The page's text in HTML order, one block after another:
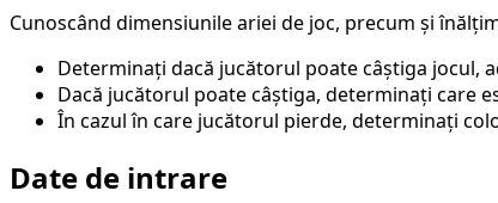
Cunoscând dimensiunile ariei de joc, precum și
Determinați dacă jucătorul poate câștiga jocul,
Dacă jucătorul poate câștiga, determinați care
În cazul în care jucătorul pierde, determinați
Date de intrare